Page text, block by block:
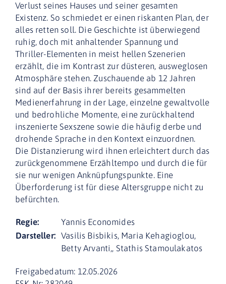
Verlust seines Hauses und seiner gesamten
Existenz. So schmiedet er einen riskanten Plan, der
alles retten soll. Die Geschichte ist überwiegend
ruhig, doch mit anhaltender Spannung und
Thriller-Elementen in meist hellen Szenerien
erzählt, die im Kontrast zur düsteren, ausweglosen
Atmosphäre stehen. Zuschauende ab 12 Jahren
sind auf der Basis ihrer bereits gesammelten
Medienerfahrung in der Lage, einzelne gewaltvolle
und bedrohliche Momente, eine zurückhaltend
inszenierte Sexszene sowie die häufig derbe und
drohende Sprache in den Kontext einzuordnen.
Die Distanzierung wird ihnen erleichtert durch das
zurückgenommene Erzähltempo und durch die für
sie nur wenigen Anknüpfungspunkte. Eine
Überforderung ist für diese Altersgruppe nicht zu
befürchten.
Regie:
Yannis Economides
Darsteller: Vasilis Bisbikis, Maria Kehagioglou,
Betty Arvanti,, Stathis Stamoulakatos
Freigabedatum: 12.05.2026